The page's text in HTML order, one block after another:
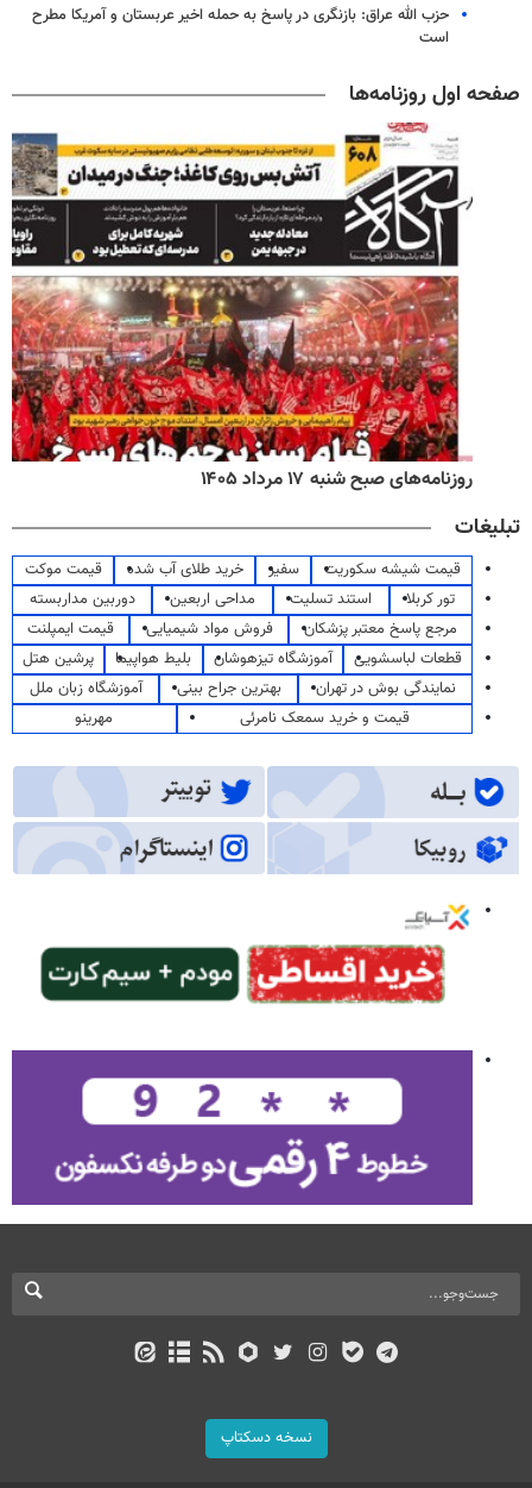
حزب الله عراق: بازنگری در پاسخ به حمله اخیر عربستان و آمریکا مطرح
است
صفحه اول روزنامه‌ها
روزنامه‌های صبح شنبه ۱۷ مرداد ۱۴۰۵
تبلیغات
قیمت شیشه سکوریت سفیر خرید طلای آب شده
قیمت موکت
تور کربلا
استند تسلیت مداحی اربعین
دوربین مداربسته
مرجع پاسخ معتبر پزشکان
فروش مواد شیمیایی
قیمت ایمپلنت
قطعات لباسشویی
آموزشگاه تیزهوشان بلیط هواپیما
پرشین هتل
نمایندگی بوش در تهران
بهترین جراح بینی
آموزشگاه زبان ملل
قیمت و خرید سمعک نامرئی
مهرینو
نسخه دسکتاپ